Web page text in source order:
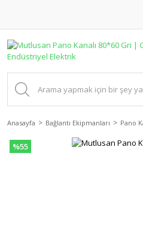
Anasayfa Bağlantı Ekipmanları Pano
%55